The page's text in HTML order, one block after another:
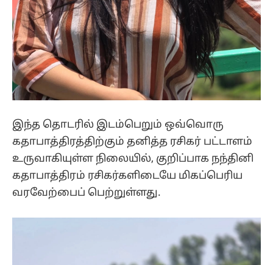
இந்த தொடரில் இடம்பெறும் ஒவ்வொரு
கதாபாத்திரத்திற்கும் தனித்த ரசிகர் பட்டாளம்
உருவாகியுள்ள நிலையில், குறிப்பாக நந்தினி
கதாபாத்திரம் ரசிகர்களிடையே மிகப்பெரிய
வரவேற்பைப் பெற்றுள்ளது.